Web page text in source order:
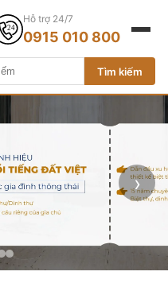
Tìm kiếm
Hỗ trợ 24/7
0915 010 800
›